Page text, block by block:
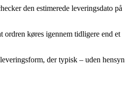
den estimerede leveringsdato på
køres igennem tidligere end et
der typisk – uden hensyn